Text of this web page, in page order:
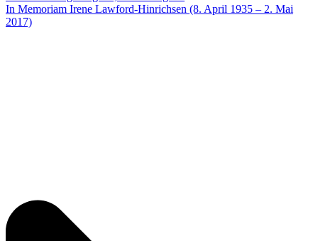
In Memoriam Irene Lawford-Hinrichsen (8. April 1935 – 2. Mai
2017)